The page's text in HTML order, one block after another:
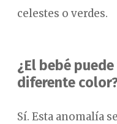
celestes o verdes.
¿El bebé
diferente
Sí. Esta anomalía